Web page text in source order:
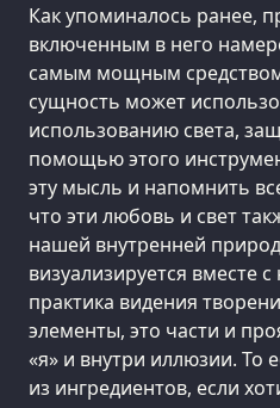
Как упоминалось ранее,
включенным в него
самым мощным
сущность может
использованию света,
помощью этого
эту мысль и напомнить
что эти любовь и свет
нашей внутренней
визуализируется вместе
практика видения
элементы, это части и
«я» и внутри иллюзии. То
из ингредиентов, если